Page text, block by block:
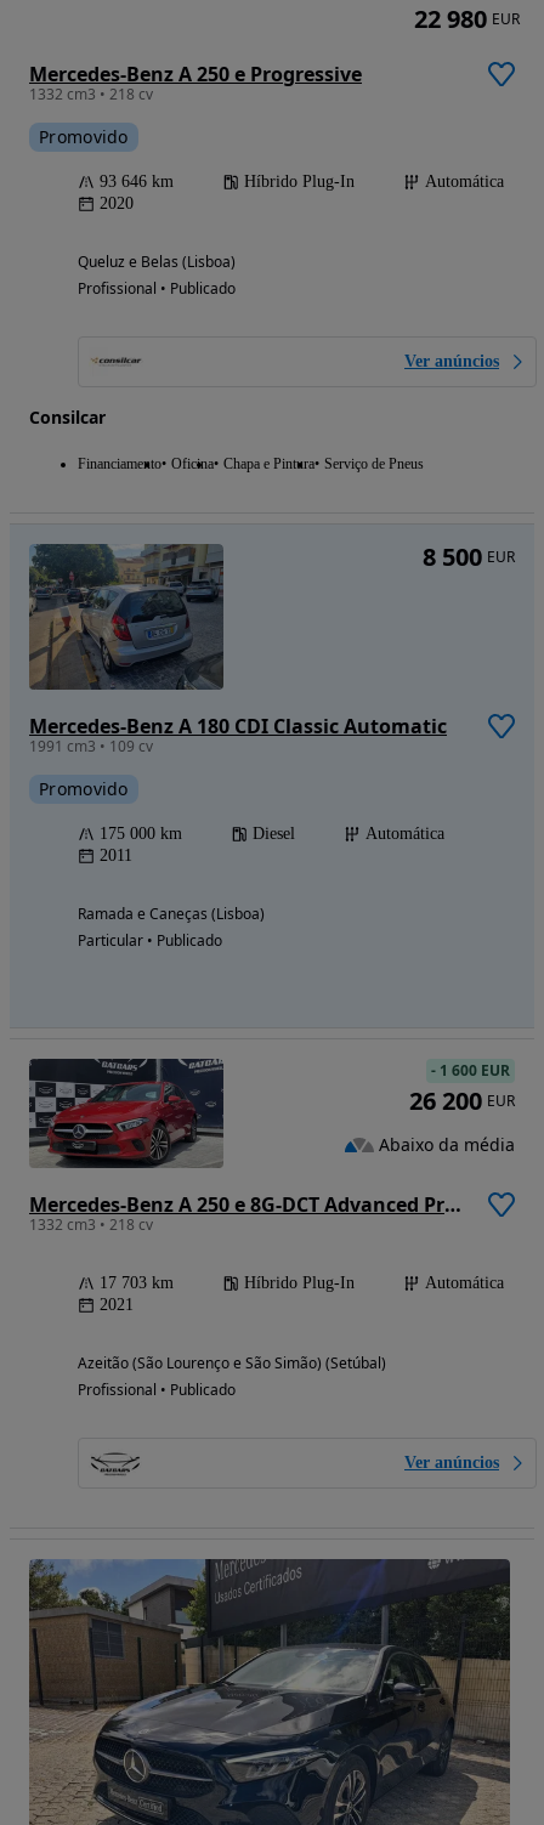
Mercedes-Benz A 250 e Progressive
1332 cm3 • 218 cv
Promovido
93 646 km Híbrido Plug-In
Automática
2020
Queluz e Belas (Lisboa)
Profissional • Publicado
Ver anúncios
Consilcar
Financiamento Oficina Chapa e Pintura Serviço de Pneus
22 980 EUR
Mercedes-Benz A 180 CDI Classic Automatic
1991 cm3 • 109 cv
Promovido
175 000 km Diesel
Automática
2011
Ramada e Caneças (Lisboa)
Particular • Publicado
8 500 EUR
Mercedes-Benz A 250 e 8G-DCT Advanced Progressive
1332 cm3 • 218 cv
17 703 km Híbrido Plug-In
Automática
2021
Azeitão (São Lourenço e São Simão) (Setúbal)
Profissional • Publicado
Ver anúncios
- 1 600 EUR
26 200 EUR
Abaixo da média